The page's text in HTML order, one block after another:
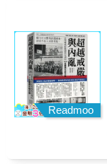
Readmoo